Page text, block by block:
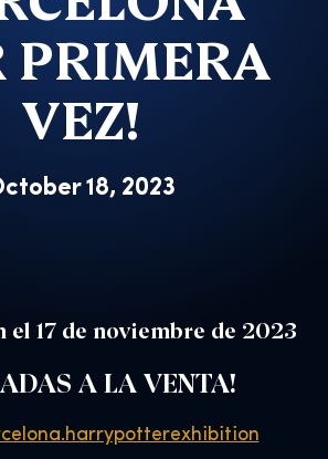
PRIMERA
VEZ!
18, 2023
17 de noviembre de 2023
A LA VENTA!